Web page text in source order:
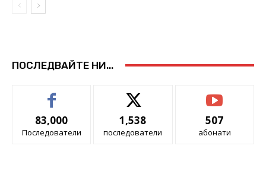
ПОСЛЕДВАЙТЕ НИ...
83,000
Последователи
1,538
последователи
507
абонати